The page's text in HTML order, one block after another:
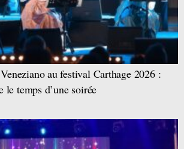
au festival Carthage 2026 :
le temps d’une soirée